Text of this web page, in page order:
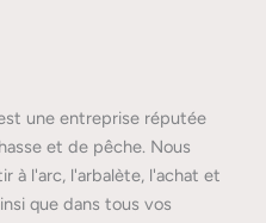
une entreprise réputée
et de pêche. Nous
à l'arc, l'arbalète, l'achat et
que dans tous vos